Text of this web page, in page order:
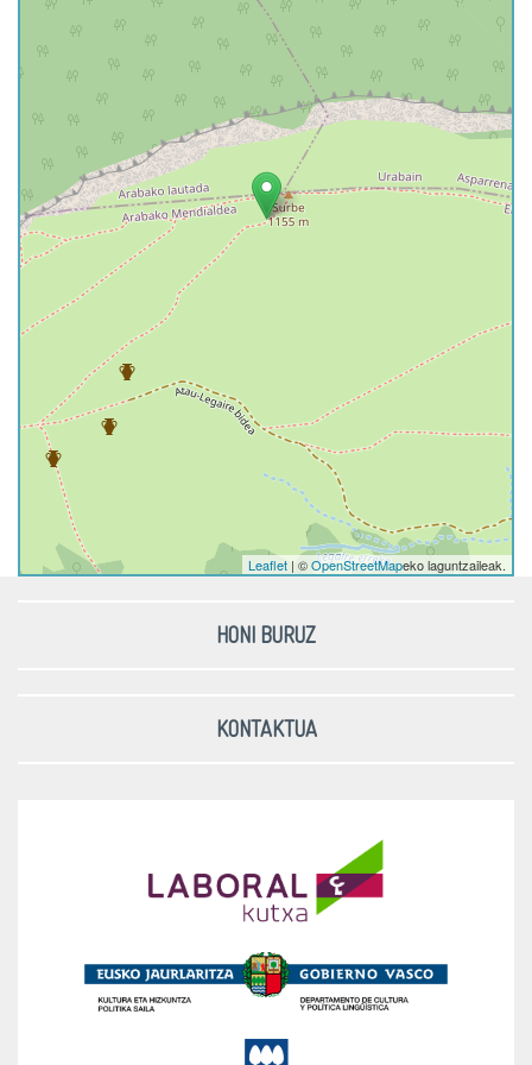
Leaflet | ©OpenStreetMapeko laguntzaileak.
HONI BURUZ
KONTAKTUA